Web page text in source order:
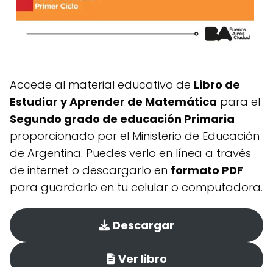
Accede al material educativo de Libro de
Estudiar y Aprender de Matemática para el
Segundo grado de educación Primaria
proporcionado por el Ministerio de Educación
de Argentina. Puedes verlo en línea a través
de internet o descargarlo en formato PDF
para guardarlo en tu celular o computadora.
Descargar
Ver libro